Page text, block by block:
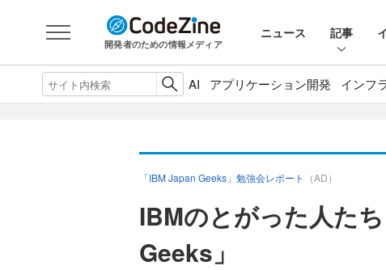
開発者のための情報メディア
ニュース 記事
AI アプリケーション開発 インフ
「IBM Japan Geeks」勉強会レポート （AD）
IBMのとがった人た
Geeks」